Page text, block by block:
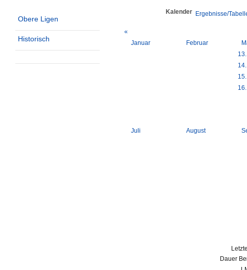
Obere Ligen
Historisch
Kalender Ergebnisse/
«
Januar
Februar
Juli August
Dauer